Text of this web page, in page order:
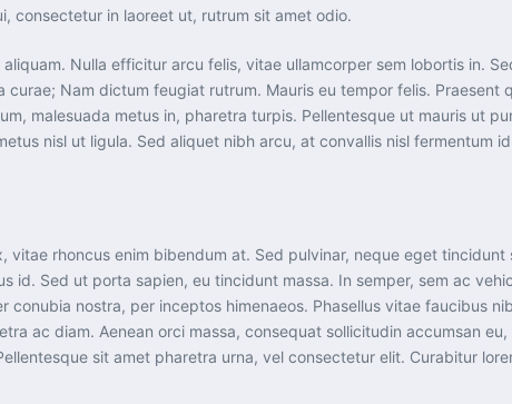
consectetur in laoreet ut, rutrum sit amet odio.
Nulla efficitur arcu felis, vitae ullamcorper sem lobortis in.
Nam dictum feugiat rutrum. Mauris eu tempor felis.
malesuada metus in, pharetra turpis. Pellentesque ut mauris ut
nisl ut ligula. Sed aliquet nibh arcu, at convallis nisl fermentum
vitae rhoncus enim bibendum at. Sed pulvinar, neque eget
id. Sed ut porta sapien, eu tincidunt massa. In semper, sem ac
nostra, per inceptos himenaeos. Phasellus vitae faucibus
ac diam. Aenean orci massa, consequat sollicitudin accumsan
sit amet pharetra urna, vel consectetur elit. Curabitur